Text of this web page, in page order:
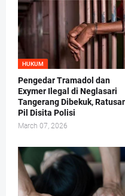
HUKUM
Pengedar Tramadol dan
Exymer Ilegal di Neglasari
Tangerang Dibekuk,
Pil Disita Polisi
March 07, 2026